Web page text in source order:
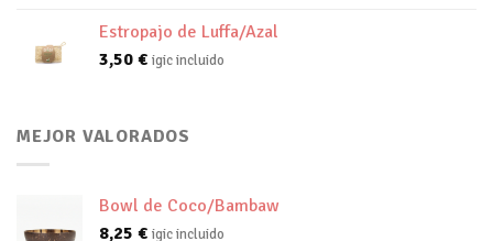
Estropajo de Luffa/Azal
3,50 € igic incluido
MEJOR VALORADOS
Bowl de Coco/Bambaw
8,25 € igic incluido